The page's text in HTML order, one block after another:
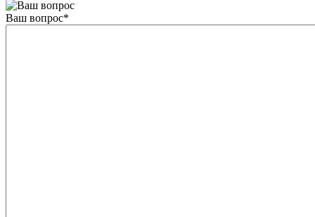
Ваш вопрос*